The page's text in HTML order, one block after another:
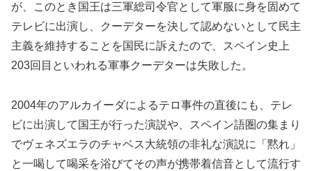
が、このとき国王は三軍総司令官として軍服に身を固めて
テレビに出演し、クーデターを決して認めないとして民主
主義を維持することを国民に訴えたので、スペイン史上
203回目といわれる軍事クーデターは失敗した。
2004年のアルカイーダによるテロ事件の直後にも、テレ
ビに出演して国王が行った演説や、スペイン語圏の集まり
でヴェネズエラのチャベス大統領の非礼な演説に「黙れ」
と一喝して喝采を浴びてその声が携帯着信音として流行す